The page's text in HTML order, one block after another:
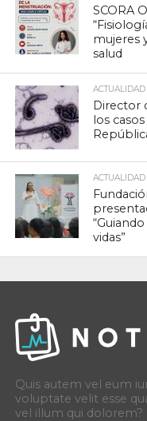
SCORA
mujeres
salud
ACTUALIDAD
Director
los
ACTUALIDAD
vidas”
Quis autem vel eum
voluptate velit esse
vel illum qui dolorem?